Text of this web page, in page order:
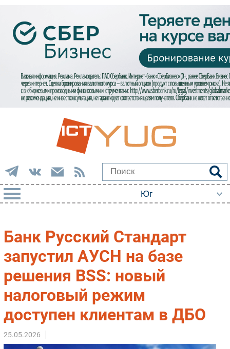
Импорто­замещение
Автоматизация Промышленности
Интернет
Фиксированная связь
Интеграция
Рынок ПК
Маркетинг
Банк Русский Стандарт
запустил АУСН на базе
решения BSS: новый
налоговый режим
доступен клиентам в ДБО
25.05.2026